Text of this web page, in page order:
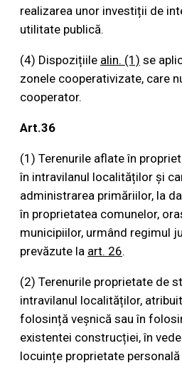
realizarea unor investiții de
utilitate publică.
(4) Dispozițiile alin. (1) se
zonele cooperativizate, care
cooperator.
Art.36
(1) Terenurile aflate în
în intravilanul localităților și
administrarea primăriilor, la
în proprietatea comunelor,
municipiilor, urmând regimul
prevăzute la art. 26.
(2) Terenurile proprietate de
intravilanul localităților,
folosință veșnică sau în
existentei construcției, în
locuințe proprietate